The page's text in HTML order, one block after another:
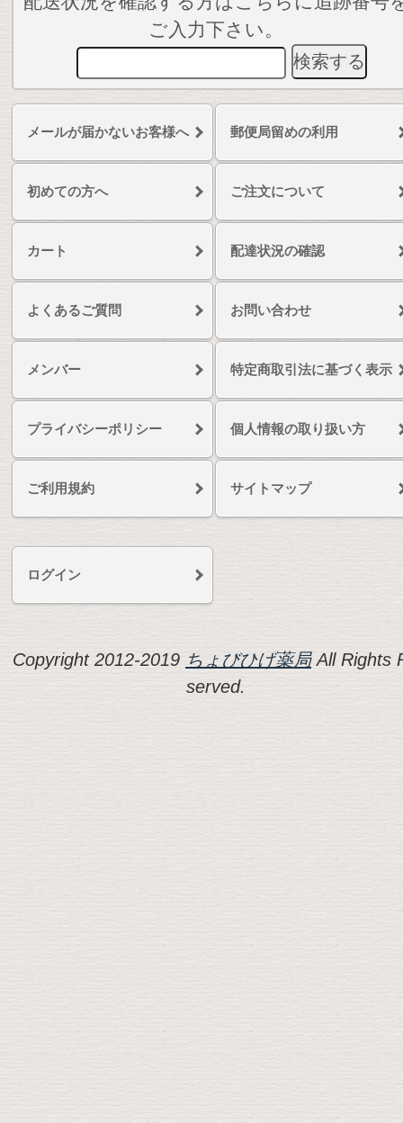
ご入力下さい。
メールが届かないお客様へ 郵便局留めの利用
初めての方へ ご注文について
カート 配達状況の確認
よくあるご質問 お問い合わせ
メンバー 特定商取引法に基づく表示
プライバシーポリシー 個人情報の取り扱い方
ご利用規約 サイトマップ
ログイン
Copyright 2012-2019 ちょびひげ薬局All Rights
served.